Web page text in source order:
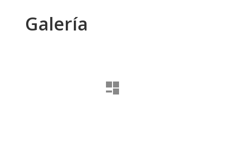
Galería